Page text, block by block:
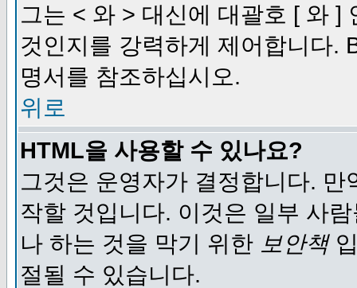
그는 < 와 > 대신에 대괄호 [ 와 ]
것인지를 강력하게 제어합니다.
명서를 참조하십시오.
위로
HTML을 사용할 수 있나요?
그것은 운영자가 결정합니다.
작할 것입니다. 이것은 일부 사
나 하는 것을 막기 위한 보안책
절될 수 있습니다.